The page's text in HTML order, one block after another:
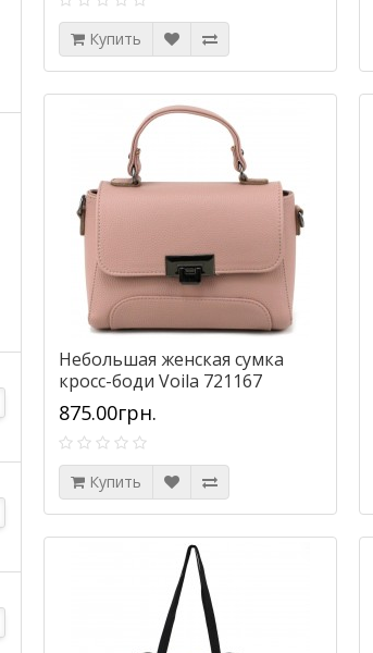
Купить
Небольшая женская сумка
кросс-боди Voila 721167
розовая
875.00грн.
Купить